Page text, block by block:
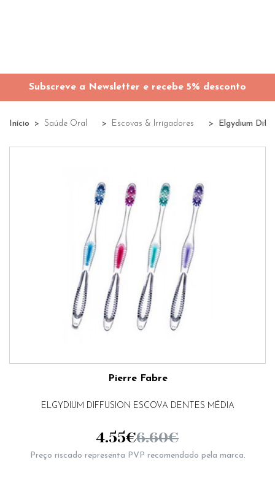
Subscreve a Newsletter e recebe 5% desconto
Início Saúde Oral Escovas & Irrigadores Elgydium
Pierre Fabre
ELGYDIUM DIFFUSION ESCOVA DENTES MÉDIA
4.55€6.60€
Preço riscado representa PVP recomendado pela marca.